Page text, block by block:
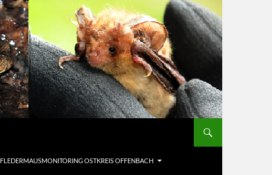
FLEDERMAUSMONITORING OSTKREIS OFFENBACH